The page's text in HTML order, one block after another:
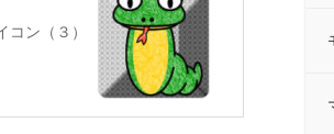
コン（３）